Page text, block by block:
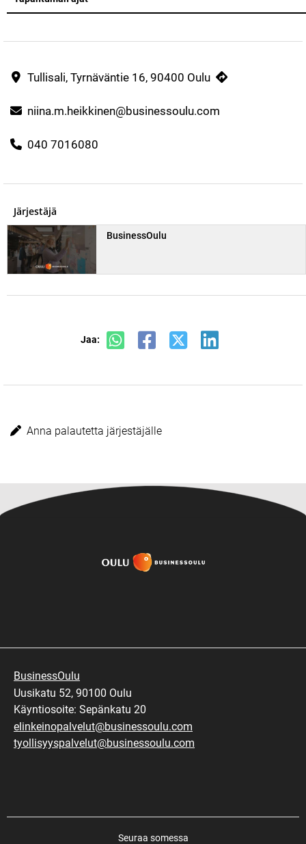
Tullisali, Tyrnäväntie 16, 90400 Oulu
niina.m.heikkinen@businessoulu.com
040 7016080
Järjestäjä
BusinessOulu
Jaa:
Anna palautetta järjestäjälle
BusinessOulu
Uusikatu 52, 90100 Oulu
Käyntiosoite: Sepänkatu 20
elinkeinopalvelut@businessoulu.com
tyollisyyspalvelut@businessoulu.com
Seuraa somessa